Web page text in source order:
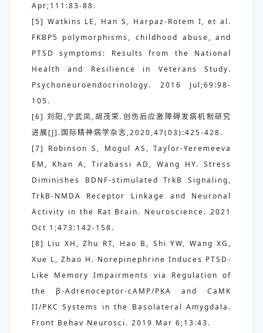
Apr;111:83-88.
[5] Watkins LE, Han S, Harpaz-Rotem I, et al.
FKBP5 polymorphisms, childhood abuse, and
PTSD symptoms: Results from the National
Health and Resilience in Veterans Study.
Psychoneuroendocrinology. 2016 Jul;69:98-
105.
[6] 刘阳,宁武凤,胡茂荣.创伤后应激障碍发病机制研究
进展[J].国际精神病学杂志,2020,47(03):425-428.
[7] Robinson S, Mogul AS, Taylor-Yeremeeva
EM, Khan A, Tirabassi AD, Wang HY. Stress
Diminishes BDNF-stimulated TrkB Signaling,
TrkB-NMDA Receptor Linkage and Neuronal
Activity in the Rat Brain. Neuroscience. 2021
Oct 1;473:142-158.
[8] Liu XH, Zhu RT, Hao B, Shi YW, Wang XG,
Xue L, Zhao H. Norepinephrine Induces PTSD-
Like Memory Impairments via Regulation of
the β-Adrenoceptor-cAMP/PKA and CaMK
II/PKC Systems in the Basolateral Amygdala.
Front Behav Neurosci. 2019 Mar 6;13:43.